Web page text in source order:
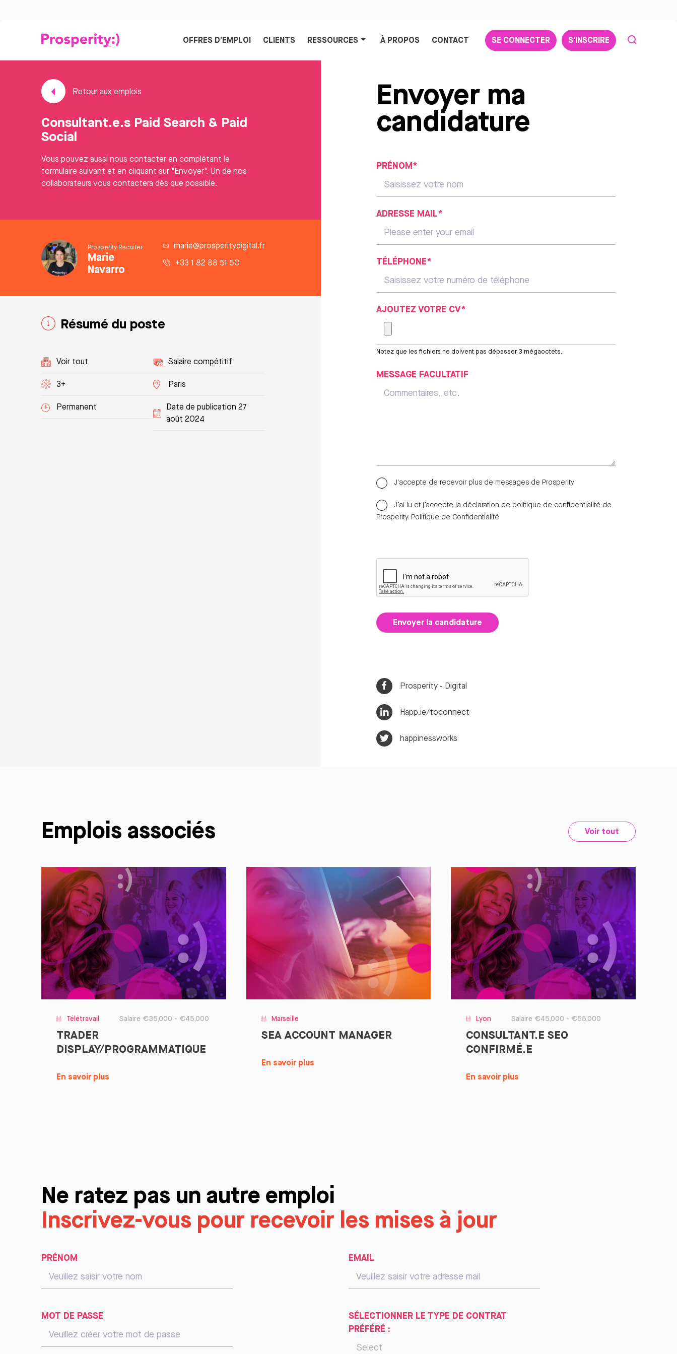
OFFRES D’EMPLOI CLIENTS RESSOURCES À PROPOS CONTACT SE CONNECTER S’INSCRIRE
Retour aux emplois
Consultant.e.s Paid Search & Paid
Social
Vous pouvez aussi nous contacter en complétant le
formulaire suivant et en cliquant sur "Envoyer". Un de nos
collaborateurs vous contactera dès que possible.
Prosperity Recuiter
Marie
Navarro
marie@prosperitydigital.fr
+33 1 82 88 51 50
Résumé du poste
Voir tout Salaire compétitif
3+ Paris
Permanent
Date de publication 27
août 2024
Envoyer ma
candidature
PRÉNOM*
ADRESSE MAIL*
TÉLÉPHONE*
AJOUTEZ VOTRE CV*
Notez que les fichiers ne doivent pas dépasser 3 mégaoctets.
MESSAGE FACULTATIF
J'accepte de recevoir plus de messages de Prosperity
J’ai lu et j’accepte la déclaration de politique de confidentialité de
Prosperity. Politique de Confidentialité
Envoyer la candidature
Prosperity - Digital
Happ.ie/toconnect
happinessworks
Emplois associés Voir tout
Télétravail Salaire €35,000 - €45,000
TRADER
DISPLAY/PROGRAMMATIQUE
En savoir plus
Marseille
SEA ACCOUNT MANAGER
En savoir plus
Lyon Salaire €45,000 - €55,000
CONSULTANT.E SEO
CONFIRMÉ.E
En savoir plus
Ne ratez pas un autre emploi
Inscrivez-vous pour recevoir les mises à jour
PRÉNOM EMAIL
MOT DE PASSE
SÉLECTIONNER LE TYPE DE CONTRAT
PRÉFÉRÉ :